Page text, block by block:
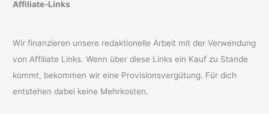
Affiliate-Links
Wir finanzieren unsere redaktionelle Arbeit mit der Verwendung
von Affiliate Links. Wenn über diese Links ein Kauf zu Stande
kommt, bekommen wir eine Provisionsvergütung. Für dich
entstehen dabei keine Mehrkosten.